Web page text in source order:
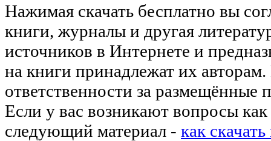
Нажимая скачать бесплатно вы
книги, журналы и другая
источников в Интернете и
на книги принадлежат их
ответственности за размещённые
Если у вас возникают вопросы как
следующий материал - как